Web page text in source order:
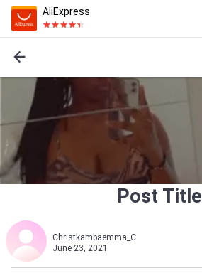
AliExpress
Post Title
Christkambaemma_C
June 23, 2021